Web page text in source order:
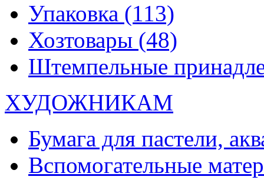
Упаковка (113)
Хозтовары (48)
Штемпельные
ХУДОЖНИКАМ
Бумага для пастели,
Вспомогательные